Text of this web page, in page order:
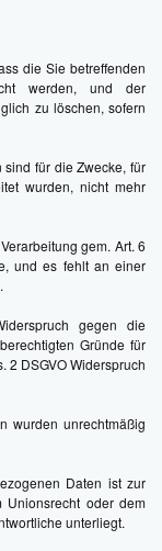
die Sie betreffenden
werden, und der
zu löschen, sofern
für die Zwecke, für
wurden, nicht mehr
gem. Art. 6
und es fehlt an einer
gegen die
Gründe für
2 DSGVO Widerspruch
wurden unrechtmäßig
Daten ist zur
Unionsrecht oder dem
unterliegt.